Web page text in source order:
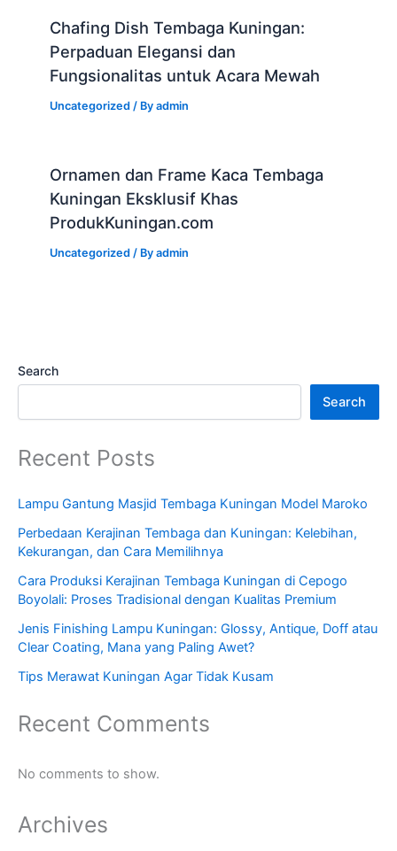
Chafing Dish Tembaga Kuningan:
Perpaduan Elegansi dan
Fungsionalitas untuk Acara Mewah
Uncategorized / Byadmin
Ornamen dan Frame Kaca Tembaga
Kuningan Eksklusif Khas
ProdukKuningan.com
Uncategorized / Byadmin
Search
Search
Recent Posts
Lampu Gantung Masjid Tembaga Kuningan Model Maroko
Perbedaan Kerajinan Tembaga dan Kuningan: Kelebihan,
Kekurangan, dan Cara Memilihnya
Cara Produksi Kerajinan Tembaga Kuningan di Cepogo
Boyolali: Proses Tradisional dengan Kualitas Premium
Jenis Finishing Lampu Kuningan: Glossy, Antique, Doff atau
Clear Coating, Mana yang Paling Awet?
Tips Merawat Kuningan Agar Tidak Kusam
Recent Comments
No comments to show.
Archives